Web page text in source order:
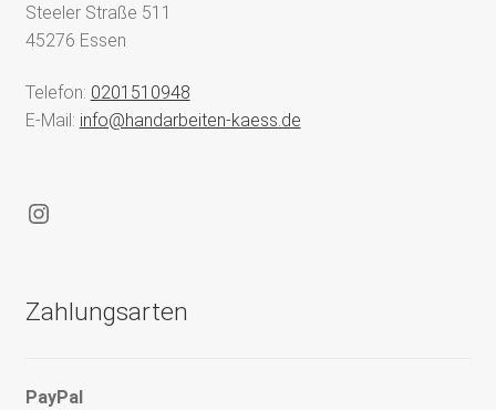
Steeler Straße 511
45276 Essen
Telefon: 0201510948
E-Mail: info@handarbeiten-kaess.de
Instagram
Zahlungsarten
PayPal